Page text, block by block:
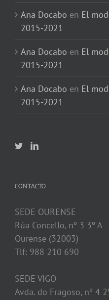
Ana Docabo en El
2015-2021
Ana Docabo en El
2015-2021
Ana Docabo en El
2015-2021
CONTACTO
SEDE OURENSE
Rúa Concello, nº 3 3º A
Ourense (32003)
Tlf: 988 210 690
SEDE VIGO
Avda. do Fragoso, nº 4